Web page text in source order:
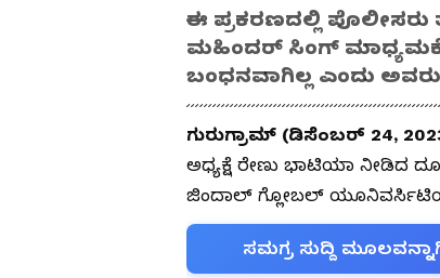
ಈ ಪ್ರಕರಣದಲ್ಲಿ
ಮಹಿಂದರ್ ಸಿಂಗ್ ಮಾಧ್ಯಮಕ್ಕೆ
ಬಂಧನವಾಗಿಲ್ಲ ಎಂದು
ಗುರುಗ್ರಾಮ್ (ಡಿಸೆಂಬರ್ 24,
ಅಧ್ಯಕ್ಷೆ ರೇಣು ಭಾಟಿಯಾ ನೀಡಿದ
ಜಿಂದಾಲ್ ಗ್ಲೋಬಲ್ ಯೂನಿವರ್ಸಿಟಿಯ
ಸಮಗ್ರ ಸುದ್ದಿ